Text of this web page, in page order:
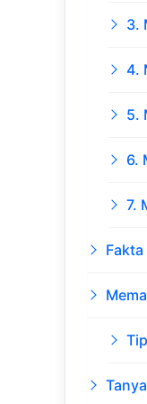
3.
4.
5.
6.
7.